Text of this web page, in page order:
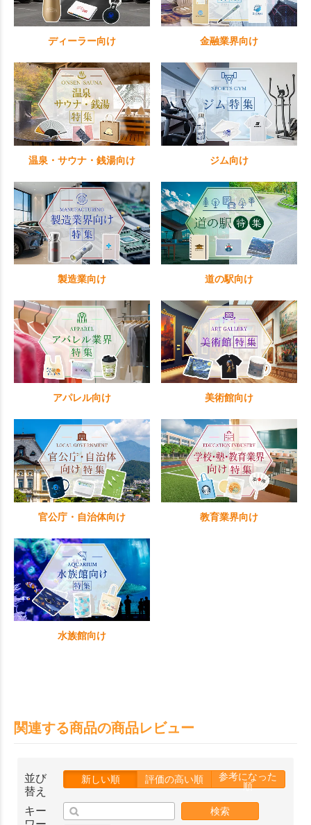
ディーラー向け 金融業界向け
温泉・サウナ・銭湯向け ジム向け
製造業向け 道の駅向け
アパレル向け 美術館向け
官公庁・自治体向け 教育業界向け
水族館向け
関連する商品の商品レビュー
並び
替え
新しい順 評価の高い順
参考になった
順
キー
検索